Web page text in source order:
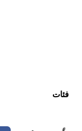
فئات